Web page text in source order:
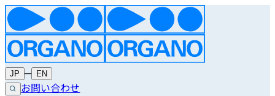
JP ─ EN
お問い合わせ